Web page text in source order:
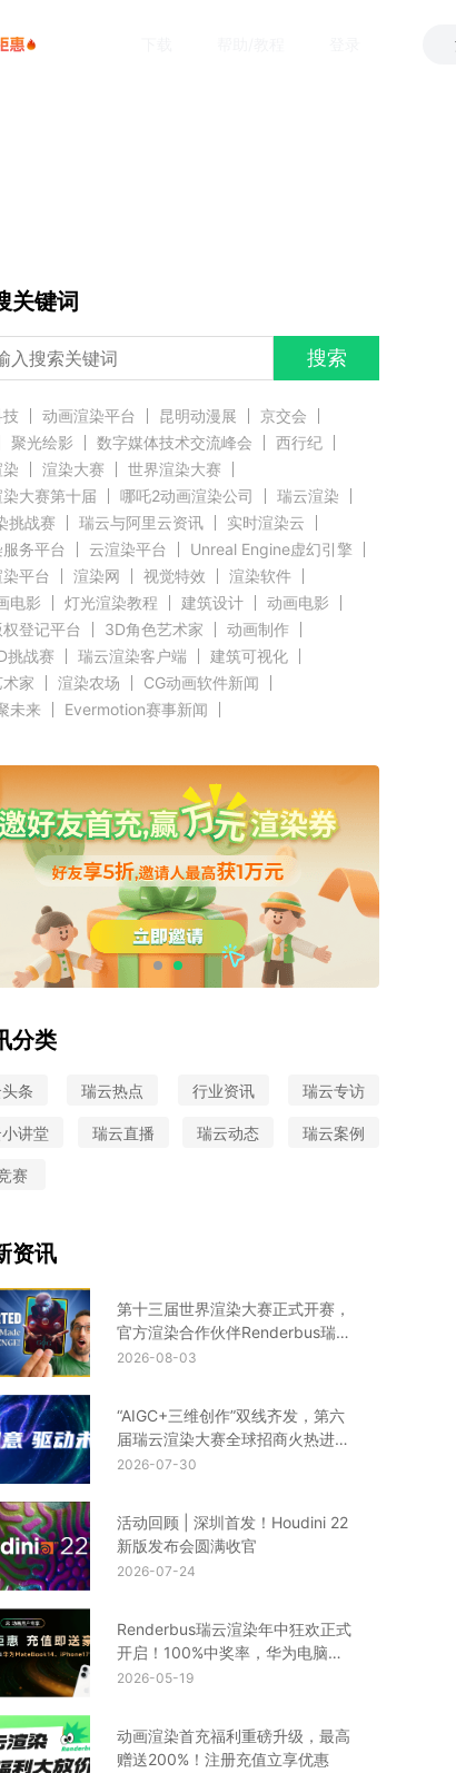
关键词
搜索
技 动画渲染平台 昆明动漫展
京交会
聚光绘影 数字媒体技术交流峰会
西行纪
渲染大赛
世界渲染大赛
大赛第十届
哪吒2动画渲染公司
瑞云渲染
挑战赛
瑞云与阿里云资讯
实时渲染云
务平台
云渲染平台
Unreal Engine虚幻引擎
平台
渲染网 视觉特效
渲染软件
电影
灯光渲染教程 建筑设计
动画电影
登记平台
3D角色艺术家
动画制作
挑战赛
瑞云渲染客户端
建筑可视化
家
渲染农场
CG动画软件新闻
未来
Evermotion赛事新闻
户端快讯
C4D新闻
Autodesk新闻
影视云渲染
奥斯卡渲染资讯
Renderbus新闻
新闻
Siggraph新闻
Blender新闻
染
CPU渲染 Redshift新闻
3ds Max新闻
瑞云大事件 原力动画
CG英雄会
效果图设计大赛
效果图大赛
客户端
瑞云 ZBrush新闻
Cinema 4D资讯
闻
渲染插件 Maya新闻 教育优惠
赤道
影学院
全局照明 无偏差渲染
云栖大会
Turtle渲染器
奖
分类
条 瑞云热点 行业资讯 瑞云专访
讲堂 瑞云直播 瑞云动态 瑞云案例
赛
资讯
第十三届世界渲染大赛正式开赛，
官方渲染合作伙伴Renderbus瑞云
渲染助您渲力全开！
2026-08-03
“AIGC+三维创作”双线齐发，第六
届瑞云渲染大赛全球招商火热进行
中！
2026-07-30
活动回顾 | 深圳首发！Houdini 22
新版发布会圆满收官
2026-07-24
Renderbus瑞云渲染年中狂欢正式
开启！100%中奖率，华为电脑、
iPhone17等你来拿
2026-05-19
动画渲染首充福利重磅升级，最高
赠送200%！注册充值立享优惠